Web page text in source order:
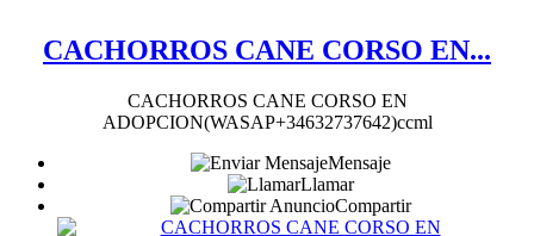
CACHORROS CANE CORSO EN...
CACHORROS CANE CORSO EN
ADOPCION(WASAP+34632737642)ccml
Mensaje
Llamar
Compartir